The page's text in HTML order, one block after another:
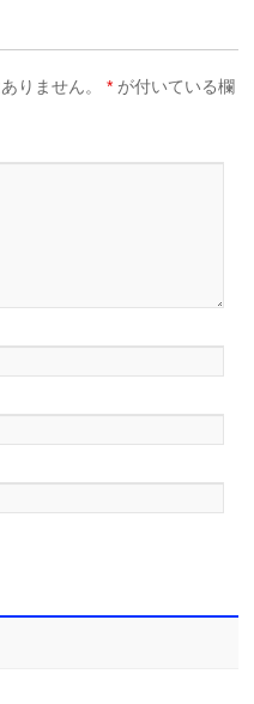
りません。 * が付いている欄